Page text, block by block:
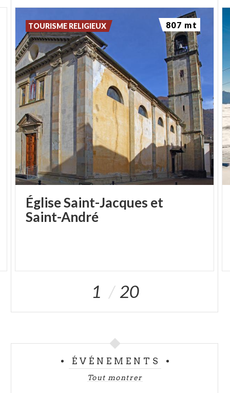
Église Saint-Jacques et
Saint-André
TOURISME RELIGIEUX 807 mt
1 20
ÉVÉNEMENTS
Tout montrer